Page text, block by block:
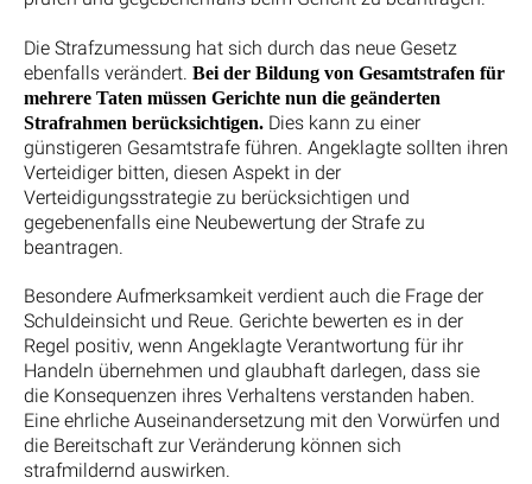
Die Strafzumessung hat sich durch das neue Gesetz
ebenfalls verändert. Bei der Bildung von Gesamtstrafen für
mehrere Taten müssen Gerichte nun die geänderten
Strafrahmen berücksichtigen. Dies kann zu einer
günstigeren Gesamtstrafe führen. Angeklagte sollten ihren
Verteidiger bitten, diesen Aspekt in der
Verteidigungsstrategie zu berücksichtigen und
gegebenenfalls eine Neubewertung der Strafe zu
beantragen.
Besondere Aufmerksamkeit verdient auch die Frage der
Schuldeinsicht und Reue. Gerichte bewerten es in der
Regel positiv, wenn Angeklagte Verantwortung für ihr
Handeln übernehmen und glaubhaft darlegen, dass sie
die Konsequenzen ihres Verhaltens verstanden haben.
Eine ehrliche Auseinandersetzung mit den Vorwürfen und
die Bereitschaft zur Veränderung können sich
strafmildernd auswirken.